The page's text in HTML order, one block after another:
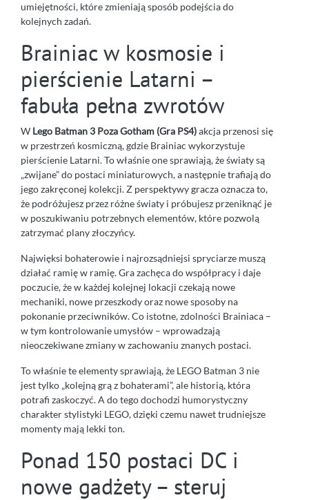
umiejętności, które zmieniają sposób podejścia do
kolejnych zadań.
Brainiac w kosmosie i
pierścienie Latarni –
fabuła pełna zwrotów
W Lego Batman 3 Poza Gotham (Gra PS4)akcja przenosi się
w przestrzeń kosmiczną, gdzie Brainiac wykorzystuje
pierścienie Latarni. To właśnie one sprawiają, że światy są
„zwijane” do postaci miniaturowych, a następnie trafiają do
jego zakręconej kolekcji. Z perspektywy gracza oznacza to,
że podróżujesz przez różne światy i próbujesz przeniknąć je
w poszukiwaniu potrzebnych elementów, które pozwolą
zatrzymać plany złoczyńcy.
Najwięksi bohaterowie i najrozsądniejsi spryciarze muszą
działać ramię w ramię. Gra zachęca do współpracy i daje
poczucie, że w każdej kolejnej lokacji czekają nowe
mechaniki, nowe przeszkody oraz nowe sposoby na
pokonanie przeciwników. Co istotne, zdolności Brainiaca –
w tym kontrolowanie umysłów – wprowadzają
nieoczekiwane zmiany w zachowaniu znanych postaci.
To właśnie te elementy sprawiają, że LEGO Batman 3 nie
jest tylko „kolejną grą z bohaterami”, ale historią, która
potrafi zaskoczyć. A do tego dochodzi humorystyczny
charakter stylistyki LEGO, dzięki czemu nawet trudniejsze
momenty mają lekki ton.
Ponad 150 postaci DC i
nowe gadżety – steruj